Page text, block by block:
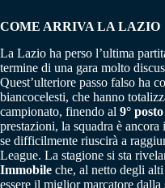
COME ARRIVA LA LAZIO
La Lazio ha perso l’ultima
termine di una gara molto
Quest’ulteriore passo falso ha
biancocelesti, che hanno
campionato, finendo al 9°
prestazioni, la squadra è
se difficilmente riuscirà a
League. La stagione si sta
Immobile che, al netto degli
essere il miglior marcatore